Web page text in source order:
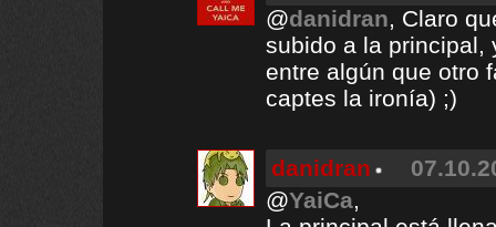
@danidran, Claro
subido a la principal,
entre algún que otro
captes la ironía) ;)
danidran
@YaiCa,